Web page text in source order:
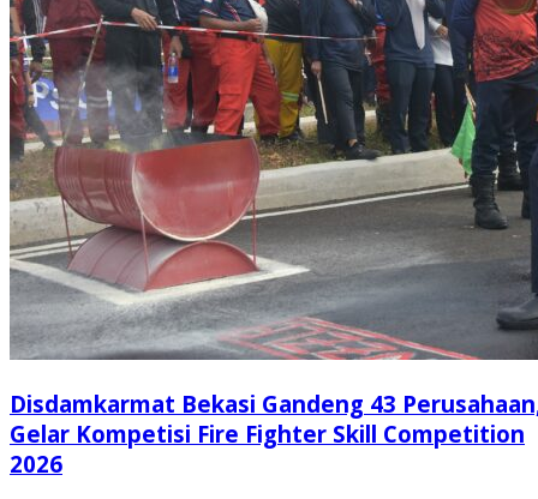
Disdamkarmat Bekasi Gandeng 43
Gelar Kompetisi Fire Fighter Skill Competition
2026